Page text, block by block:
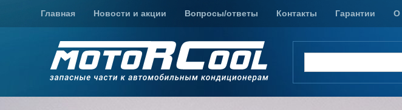
Главная Новости и акции Вопросы/ответы Контакты Гарантии О